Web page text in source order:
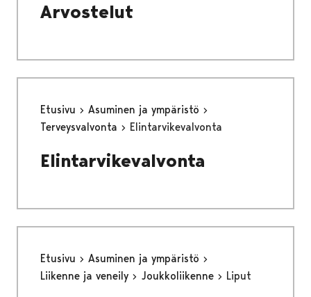
Arvostelut
Etusivu
Asuminen ja ympäristö
Terveysvalvonta
Elintarvikevalvonta
Elintarvikevalvonta
Etusivu
Asuminen ja ympäristö
Liikenne ja veneily
Joukkoliikenne Liput